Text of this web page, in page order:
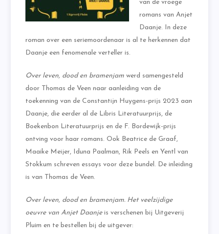
van de vroege
romans van Anjet
Daanje. In deze
roman over een seriemoordenaar is al te herkennen dat
Daanje een fenomenale verteller is.
Over leven, dood en bramenjam werd samengesteld
door Thomas de Veen naar aanleiding van de
toekenning van de Constantijn Huygens-prijs 2023 aan
Daanje, die eerder al de Libris Literatuurprijs, de
Boekenbon Literatuurprijs en de F. Bordewijk-prijs
ontving voor haar romans. Ook Beatrice de Graaf,
Maaike Meijer, Iduna Paalman, Rik Peels en Yentl van
Stokkum schreven essays voor deze bundel. De inleiding
is van Thomas de Veen.
Over leven, dood en bramenjam. Het veelzijdige
oeuvre van Anjet Daanjeis verschenen bij Uitgeverij
Pluim en te bestellen bij de uitgever: